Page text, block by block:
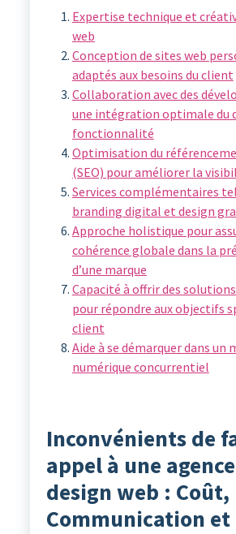
Expertise technique et
web
Conception de sites web
adaptés aux besoins du client
Collaboration avec des
une intégration optimale du
fonctionnalité
Optimisation du
(SEO) pour améliorer la
Services complémentaires
branding digital et design
Approche holistique pour
cohérence globale dans la
d’une marque
Capacité à offrir des
pour répondre aux objectifs
client
Aide à se démarquer dans un
numérique concurrentiel
Inconvénients de
appel à une
design web : Coût,
Communication et